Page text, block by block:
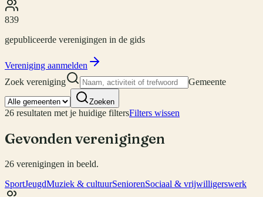
839
gepubliceerde verenigingen in de gids
Vereniging aanmelden
Zoek vereniging
Gemeente
Zoeken
26 resultaten met je huidige filtersFilters wissen
Gevonden verenigingen
26 verenigingen in beeld.
SportJeugdMuziek & cultuurSeniorenSociaal & vrijwilligerswerk